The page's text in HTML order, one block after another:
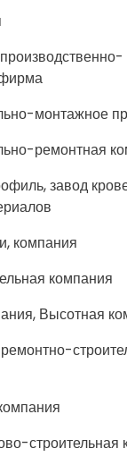
монтажное
ремонтная
завод
компания
компания
Высотная
строительная